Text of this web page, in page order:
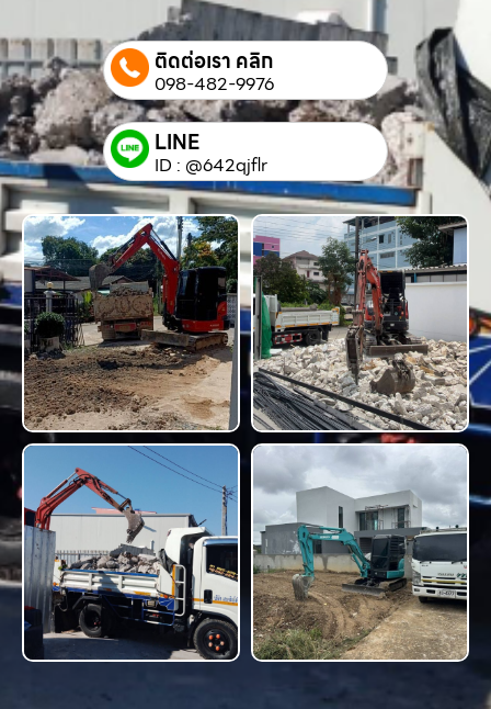
ติดต่อเรา คลิก
098-482-9976
LINE
ID : @642qjflr